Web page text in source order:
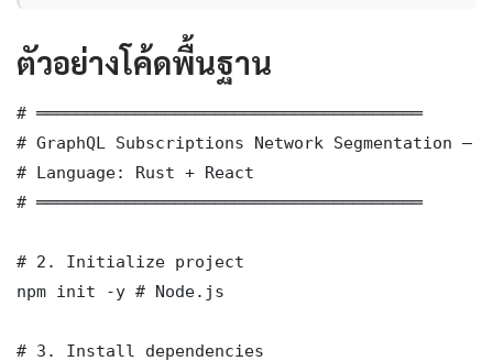
ตัวอย่างโค้ดพื้นฐาน
# ═══════════════════════════════════════
# GraphQL Subscriptions Network Segmentation —
# Language: Rust + React
# ═══════════════════════════════════════
# 2. Initialize project
npm init -y # Node.js
# 3. Install dependencies